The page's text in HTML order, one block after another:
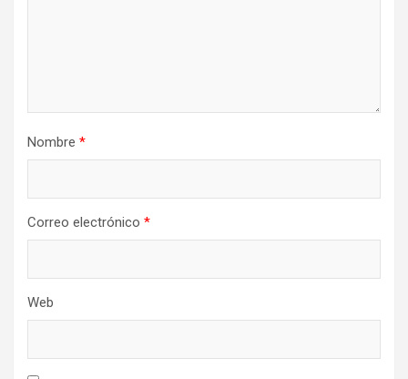
Nombre *
Correo electrónico *
Web